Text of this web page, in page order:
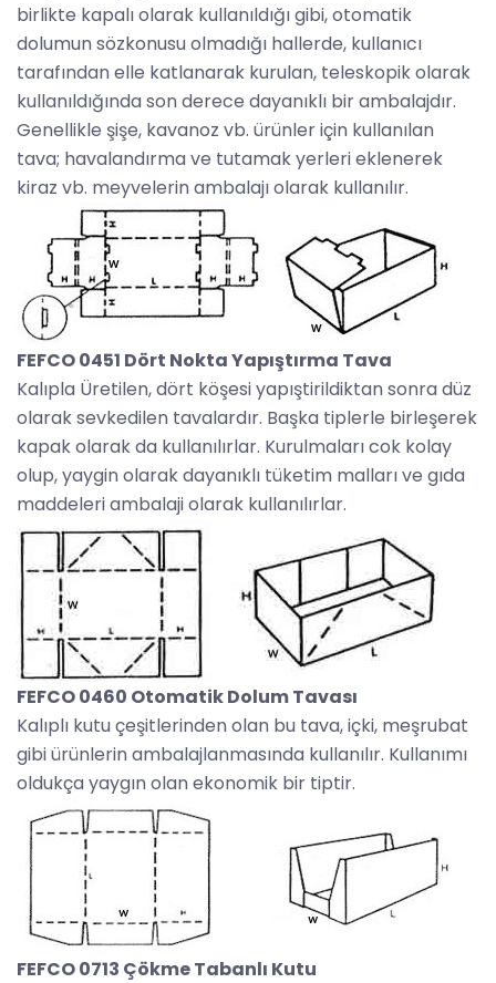
birlikte kapalı olarak kullanıldığı gibi, otomatik
dolumun sözkonusu olmadığı hallerde, kullanıcı
tarafından elle katlanarak kurulan, teleskopik olarak
kullanıldığında son derece dayanıklı bir ambalajdır.
Genellikle şişe, kavanoz vb. ürünler için kullanılan
tava; havalandırma ve tutamak yerleri eklenerek
kiraz vb. meyvelerin ambalajı olarak kullanılır.
FEFCO 0451 Dört Nokta Yapıştırma Tava
Kalıpla Üretilen, dört köşesi yapıştirildiktan sonra düz
olarak sevkedilen tavalardır. Başka tiplerle birleşerek
kapak olarak da kullanılırlar. Kurulmaları cok kolay
olup, yaygin olarak dayanıklı tüketim malları ve gıda
maddeleri ambalaji olarak kullanılırlar.
FEFCO 0460 Otomatik Dolum Tavası
Kalıplı kutu çeşitlerinden olan bu tava, içki, meşrubat
gibi ürünlerin ambalajlanmasında kullanılır. Kullanımı
oldukça yaygın olan ekonomik bir tiptir.
FEFCO 0713 Çökme Tabanlı Kutu